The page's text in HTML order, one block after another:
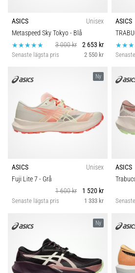
ASICS
Unisex
Metaspeed Sky Tokyo- Blå
3 000 kr
2 653 kr
Senaste lägsta pris 2 550 kr
ASICS
Ny
ASICS
Unisex
Fuji Lite 7 - Grå
1 600 kr
1 520 kr
Senaste lägsta pris 1 333 kr
ASICS
Ny